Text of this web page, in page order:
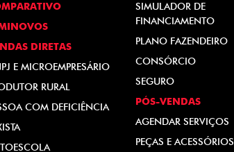
DIRETAS
E MICROEMPRESÁRIO
RURAL
COM DEFICIÊNCIA
SIMULADOR DE
FINANCIAMENTO
PLANO FAZENDEIRO
CONSÓRCIO
SEGURO
PÓS-VENDAS
AGENDAR SERVIÇOS
PEÇAS E ACESSÓRIOS